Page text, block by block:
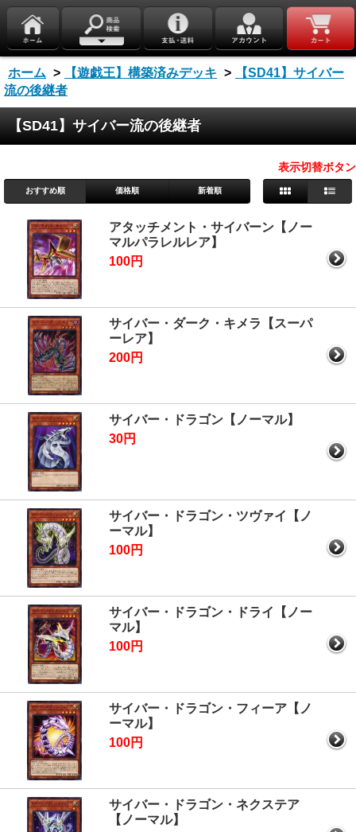
ホーム > 【遊戯王】構築済みデッキ >
【SD41】サイバー
流の後継者
【SD41】サイバー流の後継者
表示切替ボタン
おすすめ順 価格順 新着順
アタッチメント・サイバーン【ノー
マルパラレルレア】
100円
サイバー・ダーク・キメラ【スーパ
ーレア】
200円
サイバー・ドラゴン【ノーマル】
30円
サイバー・ドラゴン・ツヴァイ【ノ
ーマル】
100円
サイバー・ドラゴン・ドライ【ノー
マル】
100円
サイバー・ドラゴン・フィーア【ノ
ーマル】
100円
サイバー・ドラゴン・ネクステア
【ノーマル】